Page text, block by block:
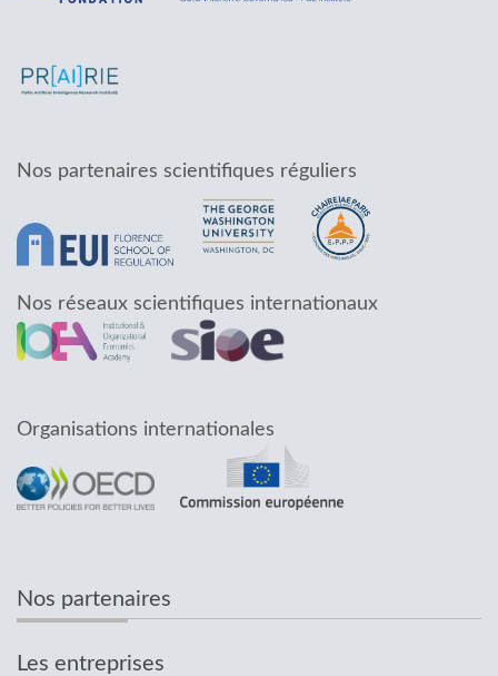
Nos partenaires scientifiques réguliers
Nos réseaux scientifiques internationaux
Organisations internationales
Nos partenaires
Les entreprises